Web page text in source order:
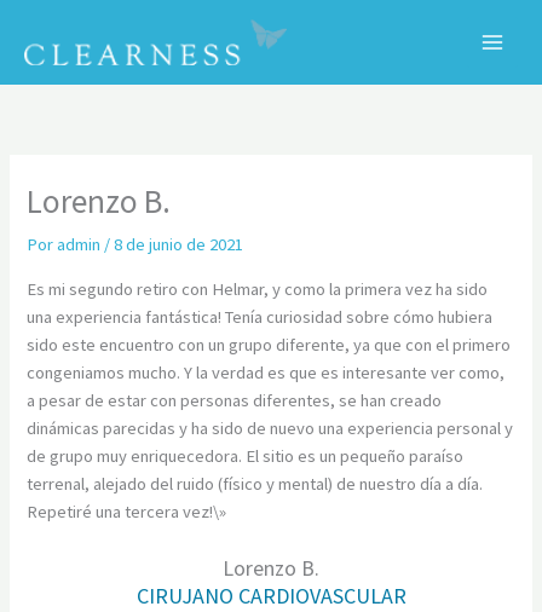
contenido
Lorenzo B.
Poradmin /8 de junio de 2021
Es mi segundo retiro con Helmar, y como la primera vez ha sido
una experiencia fantástica! Tenía curiosidad sobre cómo hubiera
sido este encuentro con un grupo diferente, ya que con el primero
congeniamos mucho. Y la verdad es que es interesante ver como,
a pesar de estar con personas diferentes, se han creado
dinámicas parecidas y ha sido de nuevo una experiencia personal y
de grupo muy enriquecedora. El sitio es un pequeño paraíso
terrenal, alejado del ruido (físico y mental) de nuestro día a día.
Repetiré una tercera vez!\»
Lorenzo B.
CIRUJANO CARDIOVASCULAR